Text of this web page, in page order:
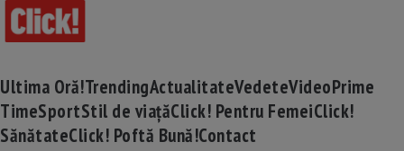
Ultima Oră!TrendingActualitateVedeteVideoPrime
TimeSportStil de viațăClick! Pentru FemeiClick!
SănătateClick! Poftă Bună!Contact